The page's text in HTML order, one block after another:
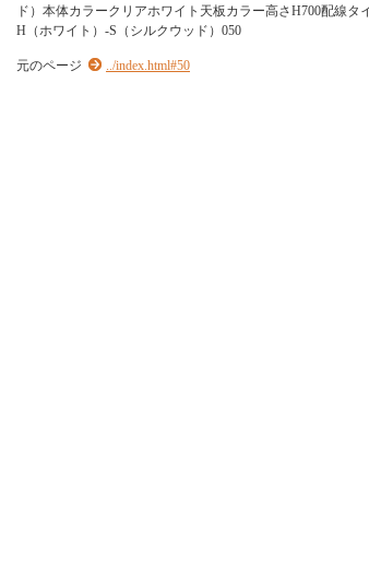
ド ） 本体カ ラ ーク リ アホワイ ト 天板カ ラ ー高さH700配線タ
H （ホワイ ト ） -S （ シルク ウ ッ ド ） 050
元のページ ../index.html#50